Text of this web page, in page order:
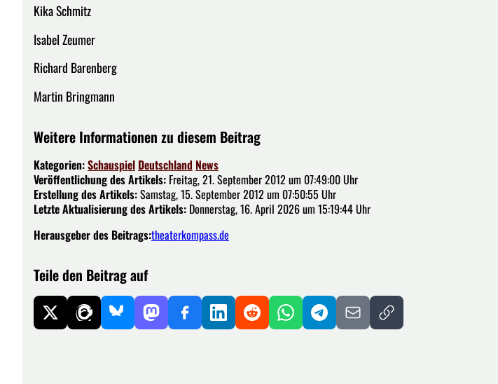
Kika Schmitz
Isabel Zeumer
Richard Barenberg
Martin Bringmann
Weitere Informationen zu diesem Beitrag
Kategorien:Schauspiel Deutschland News
Veröffentlichung des Artikels: Freitag, 21. September 2012 um 07:49:00 Uhr
Erstellung des Artikels:Samstag, 15. September 2012 um 07:50:55 Uhr
Letzte Aktualisierung des Artikels: Donnerstag, 16. April 2026 um 15:19:44 Uhr
Herausgeber des Beitrags:theaterkompass.de
Teile den Beitrag auf